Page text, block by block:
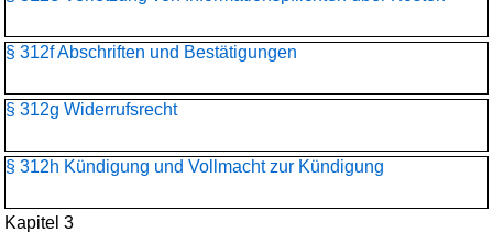
§ 312f Abschriften und Bestätigungen
§ 312g Widerrufsrecht
§ 312h Kündigung und Vollmacht zur Kündigung
Kapitel 3